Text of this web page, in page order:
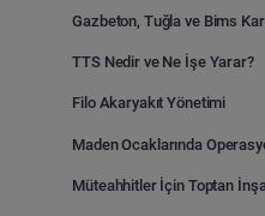
TTS Nedir ve Ne İşe Yarar?
Filo Akaryakıt Yönetimi